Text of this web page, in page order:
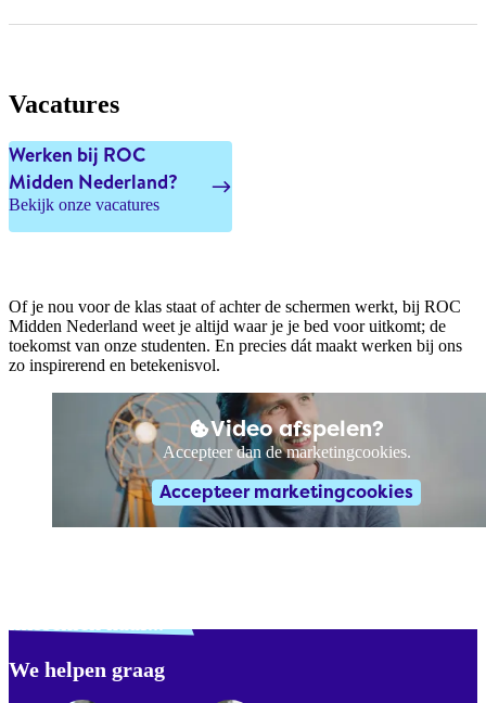
Vacatures
Werken bij ROC
Midden Nederland?
Bekijk onze vacatures
Of je nou voor de klas staat of achter de schermen werkt, bij ROC
Midden Nederland weet je altijd waar je je bed voor uitkomt; de
toekomst van onze studenten. En precies dát maakt werken bij ons
zo inspirerend en betekenisvol.
Video afspelen?
Accepteer dan de marketingcookies.
Accepteer marketingcookies
We helpen graag
Footer